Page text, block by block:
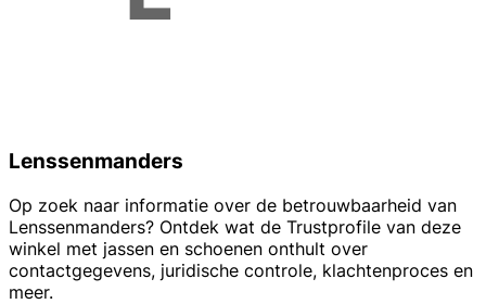
Lenssenmanders
Op zoek naar informatie over de betrouwbaarheid van
Lenssenmanders? Ontdek wat de Trustprofile van deze
winkel met jassen en schoenen onthult over
contactgegevens, juridische controle, klachtenproces en
meer.